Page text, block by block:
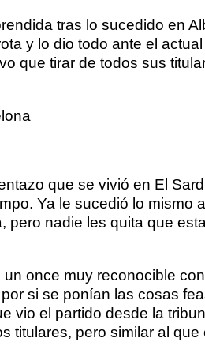
tras lo sucedido en
y lo dio todo ante el
que tirar de todos sus
que se vivió en El
Ya le sucedió lo mismo
nadie les quita que
once muy reconocible
si se ponían las cosas
el partido desde la
titulares, pero similar al que